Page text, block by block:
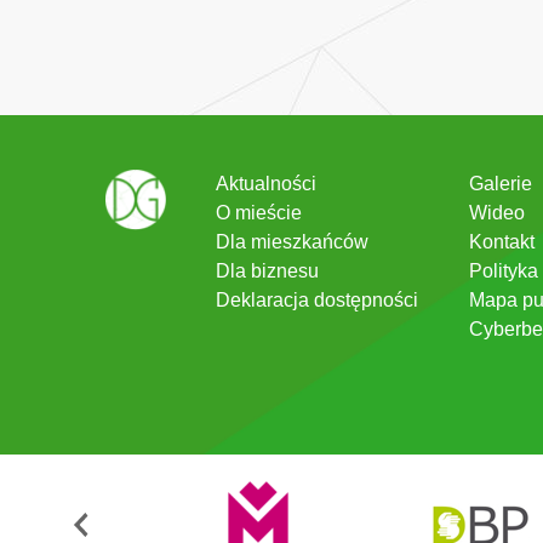
Aktualności
O mieście
Dla mieszkańców
Dla biznesu
Deklaracja dostępności
Galerie
Wideo
Kontakt
Mapa